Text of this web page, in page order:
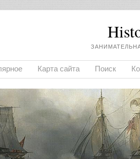
Карта сайта Поиск